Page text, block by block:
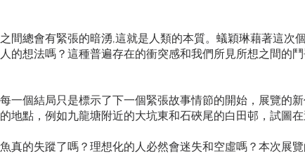
間總會有緊張的暗湧,這就是人類的本質。蟻穎琳藉著這次
的想法嗎？這種普遍存在的衝突感和我們所見所想之間的
一個結局只是標示了下一個緊張故事情節的開始，展覽的
地點，例如九龍塘附近的大坑東和石硤尾的白田邨，試圖在
真的失蹤了嗎？理想化的人必然會迷失和空虛嗎？本次展